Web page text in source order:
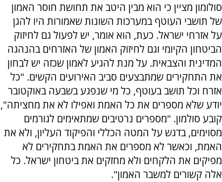
סולומון מציין כי הוא מבין היטב את תחושת חוסר האמון
של תושבי העוטף במערכות השונות שאמורות היו להגן
על אזרחי ישראל. כעת, הוא אומר, יש לפעול גם לחיזוק
הביטחון הקיומי וגם לחיזוק האמון של האזרחים בהנהגה
המדינית והצבאית. על מנת להגיע לאמון שכזה יש לבחון
את התחקירים שמתבצעים סביב האירועים הקשים. "כל
אזרח וכל תושב בעוטף, כל מי שנפגע בשבעה באוקטובר
יודע שלא מספרים את כל האמת ואפילו לא את מחציתה",
קובע סולמון. "מספרים נרטיבים שמתאימים לגורמים
מסוימים, בדגש על המטה הכללי והפיקוד העליון, ולא את
האמת, וכאשר לא מספרים את האמת בתחקירים לא
מפיקים את הלקחים ולא מחזקים את ביטחון ישראל. כל
אלה קשורים למשבר האמון".